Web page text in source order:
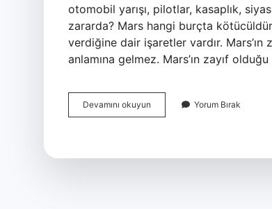
otomobil yarışı, pilotlar, kasaplık,
zararda? Mars hangi burçta
verdiğine dair işaretler vardır. Mars’ın
anlamına gelmez. Mars’ın zayıf
Devamını okuyun
Koç
Yorum Bırak